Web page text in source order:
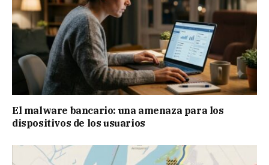
El malware bancario: una amenaza para los
dispositivos de los usuarios